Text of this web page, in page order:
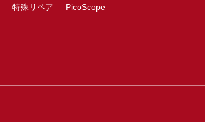
特殊リペア PicoScope